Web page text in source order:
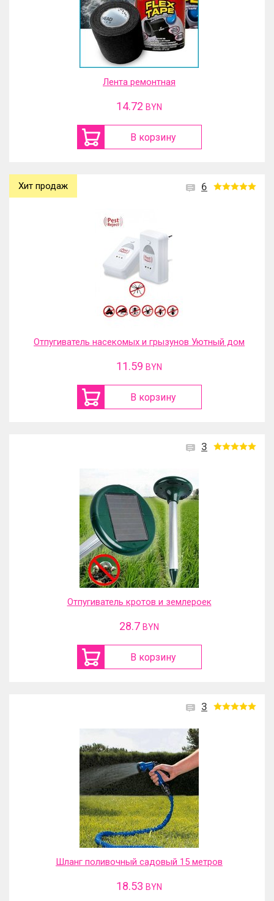
Лента ремонтная
14.72 BYN
В корзину
6
Хит продаж
Отпугиватель насекомых и грызунов Уютный дом
11.59 BYN
В корзину
3
Отпугиватель кротов и землероек
28.7 BYN
В корзину
3
Шланг поливочный садовый 15 метров
18.53 BYN